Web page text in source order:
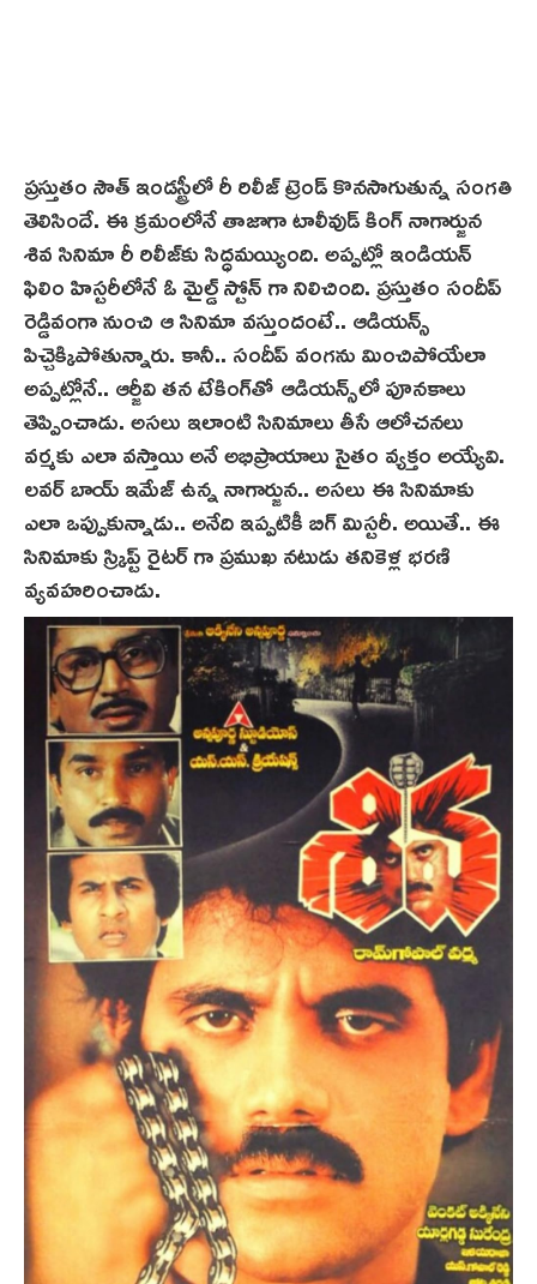
ప్రస్తుతం సౌత్ ఇండస్ట్రీలో రీ రిలీజ్ ట్రెండ్ కొనసాగుతున్న సంగతి
తెలిసిందే. ఈ క్రమంలోనే తాజాగా టాలీవుడ్ కింగ్ నాగార్జున
శివ‌ సినిమా రీ రిలీజ్‌కు సిద్ధ‌మ‌య్యింది. అప్పట్లో ఇండియన్
ఫిలిం హిస్టరీలోనే ఓ మైల్డ్ స్టోన్ గా నిలిచింది. ప్రస్తుతం సందీప్
రెడ్డివంగా నుంచి ఆ సినిమా వస్తుందంటే.. ఆడియన్స్
పిచ్చెక్కిపోతున్నారు. కానీ.. సందీప్ వంగను మించిపోయేలా
అప్పట్లోనే.. ఆర్జీవి తన టేకింగ్‌తో ఆడియన్స్‌లో పూనకాలు
తెప్పించాడు. అసలు ఇలాంటి సినిమాలు తీసే ఆలోచనలు
వర్మకు ఎలా వస్తాయి అనే అభిప్రాయాలు సైతం వ్యక్తం అయ్యేవి.
లవర్ బాయ్ ఇమేజ్ ఉన్న నాగార్జున.. అసలు ఈ సినిమాకు
ఎలా ఒప్పుకున్నాడు.. అనేది ఇప్పటికీ బిగ్ మిస్టరీ. అయితే.. ఈ
సినిమాకు స్క్రిప్ట్ రైటర్ గా ప్రముఖ నటుడు తనికెళ్ల భరణి
వ్యవహరించాడు.